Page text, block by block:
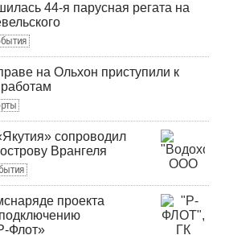
44-я парусная регата на
на Ольхон приступили к
сопроводил
Врангеля
проекта
Флот»